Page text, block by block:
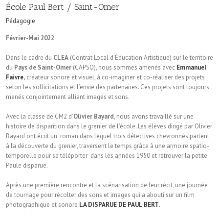
École Paul Bert / Saint-Omer
Pédagogie
Février-Mai 2022
Dans le cadre du CLEA (Contrat Local d’Éducation Artistique) sur le territoire
du Pays de Saint-Omer (CAPSO), nous sommes amenés avec Emmanuel
Faivre, créateur sonore et visuel, à co-imaginer et co-réaliser des projets
selon les sollicitations et l’envie des partenaires. Ces projets sont toujours
menés conjointement alliant images et sons.
Avec la classe de CM2 d’Olivier Bayard, nous avons travaillé sur une
histoire de disparition dans le grenier de l’école. Les élèves dirigé par Olivier
Bayard ont écrit un roman dans lequel trois détectives chevronnés partent
à la découverte du grenier, traversent le temps grâce à une armoire spatio-
temporelle pour se téléporter dans les années 1950 et retrouver la petite
Paule disparue.
Après une première rencontre et la scénarisation de leur récit, une journée
de tournage pour récolter des sons et images qui a abouti sur un film
photographique et sonore LA DISPARUE DE PAUL BERT.